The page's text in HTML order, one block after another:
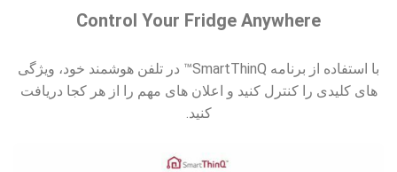
Control Your Fridge Anywhere
با استفاده از برنامه SmartThinQ™ در تلفن هوشمند خود، ویژگی
های کلیدی را کنترل کنید و اعلان های مهم را از هر کجا دریافت
کنید.